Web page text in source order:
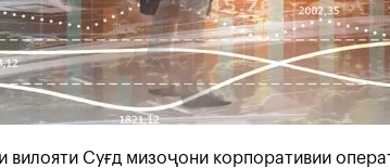
вилояти Суғд мизоҷони корпоративии